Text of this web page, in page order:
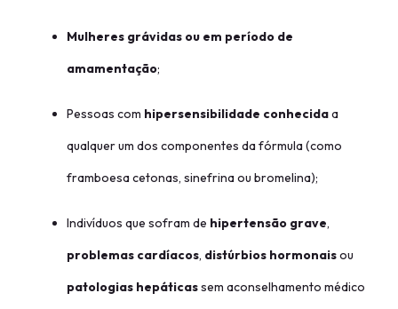
Mulheres grávidas ou em período de
amamentação;
Pessoas com hipersensibilidade conhecidaa
qualquer um dos componentes da fórmula (como
framboesa cetonas, sinefrina ou bromelina);
Indivíduos que sofram de hipertensão grave,
problemas cardíacos, distúrbios hormonaisou
patologias hepáticassem aconselhamento médico